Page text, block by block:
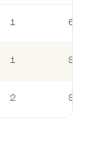
1 69 m²
1 98 m²
2 99 m²